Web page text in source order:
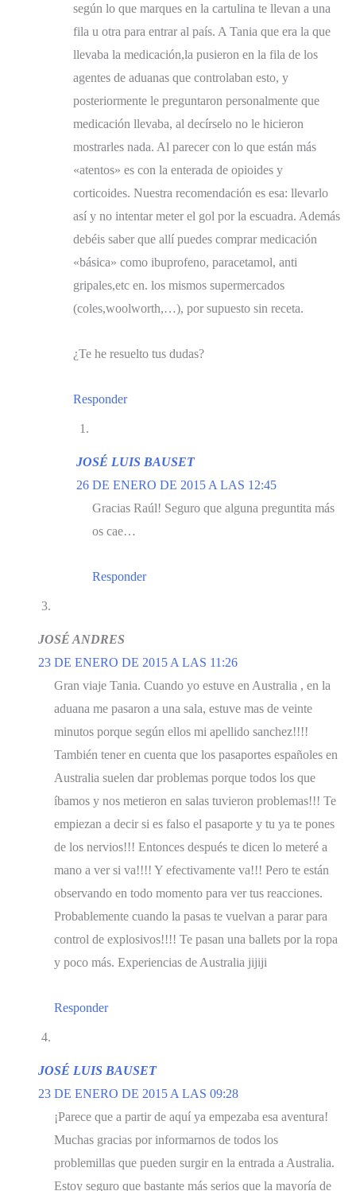
según lo que marques en la cartulina te llevan a una
fila u otra para entrar al país. A Tania que era la que
llevaba la medicación,la pusieron en la fila de los
agentes de aduanas que controlaban esto, y
posteriormente le preguntaron personalmente que
medicación llevaba, al decírselo no le hicieron
mostrarles nada. Al parecer con lo que están más
«atentos» es con la enterada de opioides y
corticoides. Nuestra recomendación es esa: llevarlo
así y no intentar meter el gol por la escuadra. Además
debéis saber que allí puedes comprar medicación
«básica» como ibuprofeno, paracetamol, anti
gripales,etc en. los mismos supermercados
(coles,woolworth,…), por supuesto sin receta.
¿Te he resuelto tus dudas?
Responder
JOSÉ LUIS BAUSET
26 DE ENERO DE 2015 A LAS 12:45
Gracias Raúl! Seguro que alguna preguntita más
os cae…
Responder
JOSÉ ANDRES
23 DE ENERO DE 2015 A LAS 11:26
Gran viaje Tania. Cuando yo estuve en Australia , en la
aduana me pasaron a una sala, estuve mas de veinte
minutos porque según ellos mi apellido sanchez!!!!
También tener en cuenta que los pasaportes españoles en
Australia suelen dar problemas porque todos los que
íbamos y nos metieron en salas tuvieron problemas!!! Te
empiezan a decir si es falso el pasaporte y tu ya te pones
de los nervios!!! Entonces después te dicen lo meteré a
mano a ver si va!!!! Y efectivamente va!!! Pero te están
observando en todo momento para ver tus reacciones.
Probablemente cuando la pasas te vuelvan a parar para
control de explosivos!!!! Te pasan una ballets por la ropa
y poco más. Experiencias de Australia jijiji
Responder
JOSÉ LUIS BAUSET
23 DE ENERO DE 2015 A LAS 09:28
¡Parece que a partir de aquí ya empezaba esa aventura!
Muchas gracias por informarnos de todos los
problemillas que pueden surgir en la entrada a Australia.
Estoy seguro que bastante más serios que la mayoría de